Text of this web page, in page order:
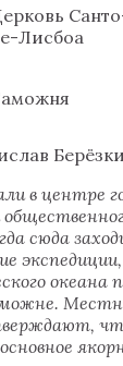
Лисбоа
в центре
сюда
океана